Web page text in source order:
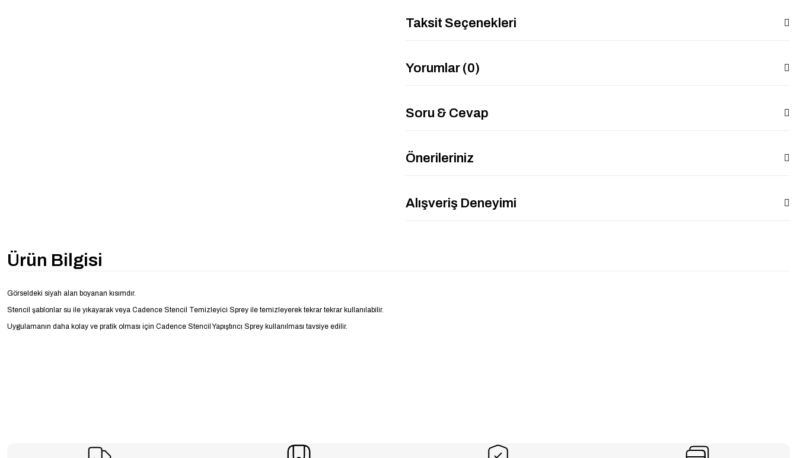
Taksit Seçenekleri
Yorumlar (0)
Soru & Cevap
Önerileriniz
Alışveriş Deneyimi
Ürün Bilgisi
Görseldeki siyah alan boyanan kısımdır.
Stencil şablonlar su ile yıkayarak veya Cadence Stencil Temizleyici Sprey ile temizleyerek tekrar tekrar kullanılabilir.
Uygulamanın daha kolay ve pratik olması için Cadence Stencil Yapıştırıcı Sprey kullanılması tavsiye edilir.